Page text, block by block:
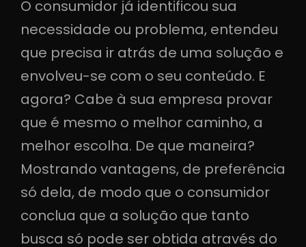
O consumidor já identificou sua
necessidade ou problema, entendeu
que precisa ir atrás de uma solução e
envolveu-se com o seu conteúdo. E
agora? Cabe à sua empresa provar
que é mesmo o melhor caminho, a
melhor escolha. De que maneira?
Mostrando vantagens, de preferência
só dela, de modo que o consumidor
conclua que a solução que tanto
busca só pode ser obtida através do